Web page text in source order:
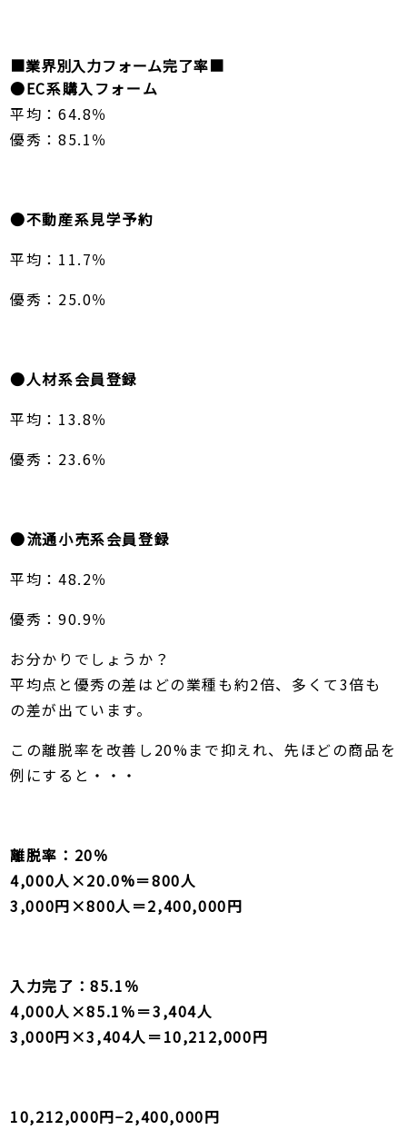
■業界別入力フォーム完了率■
●EC系購入フォーム
平均：64.8％
優秀：85.1％
●不動産系見学予約
平均：11.7％
優秀：25.0％
●人材系会員登録
平均：13.8％
優秀：23.6％
●流通小売系会員登録
平均：48.2％
優秀：90.9％
お分かりでしょうか？
平均点と優秀の差はどの業種も約2倍、多くて3倍も
の差が出ています。
この離脱率を改善し20%まで抑えれ、先ほどの商品を
例にすると・・・
離脱率：20％
4,000人×20.0%＝800人
3,000円×800人＝2,400,000円
入力完了：85.1％
4,000人×85.1％＝3,404人
3,000円×3,404人＝10,212,000円
10,212,000円−2,400,000円